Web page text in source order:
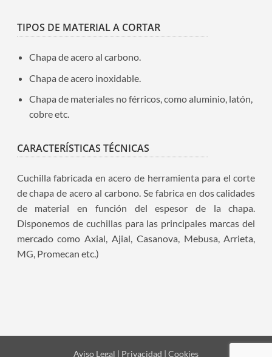
TIPOS DE MATERIAL A CORTAR
Chapa de acero al carbono.
Chapa de acero inoxidable.
Chapa de materiales no férricos, como aluminio, latón,
cobre etc.
CARACTERÍSTICAS TÉCNICAS
Cuchilla fabricada en acero de herramienta para el corte
de chapa de acero al carbono. Se fabrica en dos calidades
de material en función del espesor de la chapa.
Disponemos de cuchillas para las principales marcas del
mercado como Axial, Ajial, Casanova, Mebusa, Arrieta,
MG, Promecan etc.)
Aviso Legal | Privacidad | Cookies